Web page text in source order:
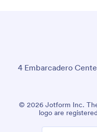
4 Embarcadero
© 2026 Jotform Inc.
logo are